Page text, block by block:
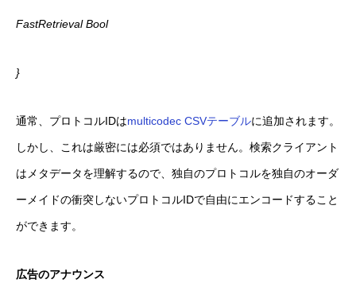
FastRetrieval Bool
}
通常、プロトコルIDはmulticodec CSVテーブルに追加されます。
しかし、これは厳密には必須ではありません。検索クライアント
はメタデータを理解するので、独自のプロトコルを独自のオーダ
ーメイドの衝突しないプロトコルIDで自由にエンコードすること
ができます。
広告のアナウンス